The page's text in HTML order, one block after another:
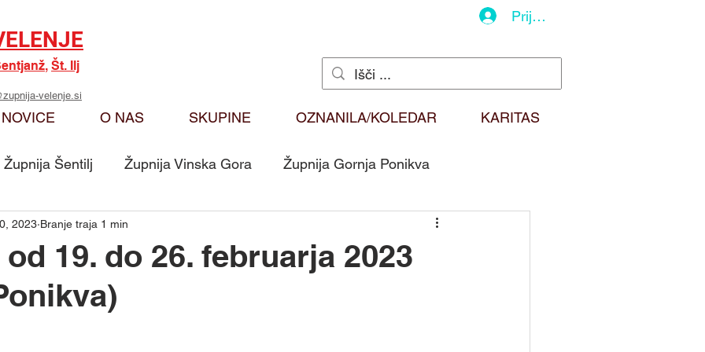
, Št. Ilj
velenje.si
Prijava
NOVICE O NAS SKUPINE OZNANILA/KOLEDAR KARITAS
Župnija Šentilj Župnija Vinska Gora Župnija Gornja Ponikva
Oznanila Karitas Duhovna misel
- Ključarji Sv. Martin
19. do 26. februarja 2023
2023 Branje traja 1 min